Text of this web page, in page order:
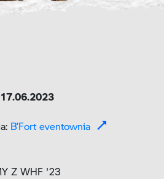
B’Fort eventownia
Z WHF '23